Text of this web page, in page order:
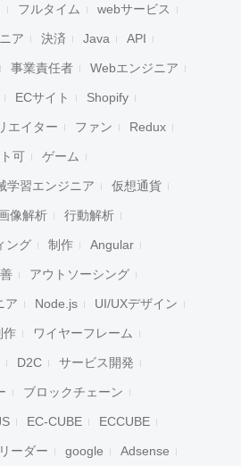
フルタイム webサービス
ア 決済 Java API
事業責任者 Webエンジニア
ECサイト Shopify
エイター ファン Redux
可 ゲーム
学習エンジニア 仮想通貨
像解析 行動解析
ング 制作 Angular
アウトソーシング
ア Node.js UI/UXデザイン
作 ワイヤーフレーム
D2C サービス開発
ブロックチェーン
EC-CUBE ECCUBE
リーダー google Adsense